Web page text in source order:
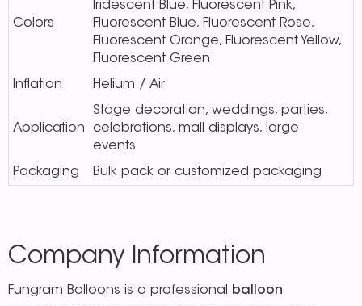
Colors
lridescent Blue, Fluorescent Pink,
Fluorescent Blue, Fluorescent Rose,
Fluorescent Orange, Fluorescent Yellow,
Fluorescent Green
Inflation
Helium / Air
Application
Stage decoration, weddings, parties,
celebrations, mall displays, large
events
Packaging
Bulk pack or customized packaging
Company Information
Fungram Balloons is a professional balloon